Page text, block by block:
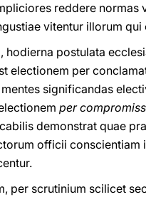
reddere normas
vitentur illorum qui
postulata
electionem per
significandas
per
demonstrat quae
officii
per scrutinium scilicet